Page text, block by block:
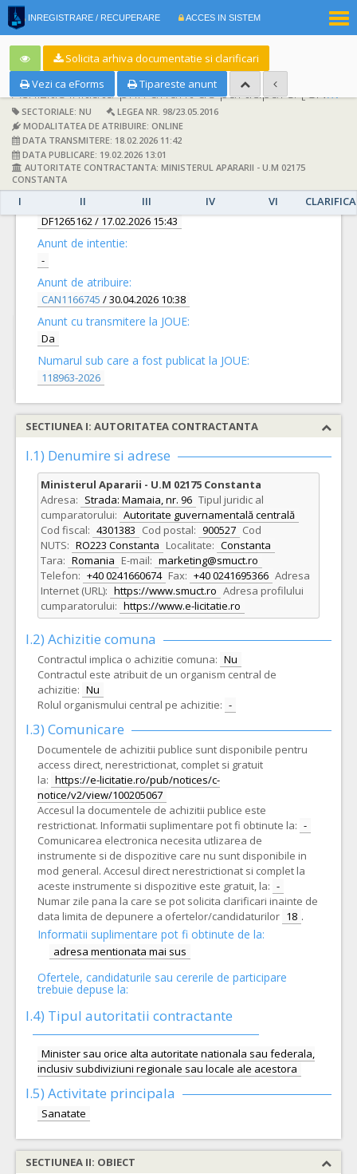
INREGISTRARE / RECUPERARE ACCES IN SISTEM
Solicita arhiva documentatie si clarificari
Vezi ca eForms
Tipareste anunt
Achizitie initiata prin anunt de participare:[CN1089937] -
SECTORIALE: NU
LEGEA NR. 98/23.05.2016
MODALITATEA DE ATRIBUIRE: ONLINE
DATA TRANSMITERE: 18.02.2026 11:42
DATA PUBLICARE: 19.02.2026 13:01
AUTORITATE CONTRACTANTA: MINISTERUL APARARII - U.M 02175
CONSTANTA
I II III IV VI
DETALII
Documentatie de atribuire:
DF1265162/ 17.02.2026 15:43
Anunt de intentie:
-
Anunt de atribuire:
CAN1166745 / 30.04.2026 10:38
Anunt cu transmitere la JOUE:
Da
Numarul sub care a fost publicat la JOUE:
118963-2026
SECTIUNEA I: AUTORITATEA CONTRACTANTA
I.1) Denumire si adrese
Ministerul Apararii - U.M 02175 Constanta
Adresa: Strada: Mamaia, nr. 96 Tipul juridic al
cumparatorului: Autoritate guvernamentală centrală
Cod fiscal: 4301383 Cod postal: 900527 Cod
NUTS: RO223 Constanta Localitate: Constanta
Tara: Romania E-mail: marketing@smuct.ro
Telefon: +40 0241660674 Fax: +40 0241695366 Adresa
Internet (URL): https://www.smuct.ro Adresa profilului
cumparatorului: https://www.e-licitatie.ro
I.2) Achizitie comuna
Contractul implica o achizitie comuna: Nu
Contractul este atribuit de un organism central de
achizitie: Nu
Rolul organismului central pe achizitie: -
I.3) Comunicare
Documentele de achizitii publice sunt disponibile pentru
access direct, nerestrictionat, complet si gratuit
la: https://e-licitatie.ro/pub/notices/c-
notice/v2/view/100205067
Accesul la documentele de achizitii publice este
restrictionat. Informatii suplimentare pot fi obtinute la: -
Comunicarea electronica necesita utlizarea de
instrumente si de dispozitive care nu sunt disponibile in
mod general. Accesul direct nerestrictionat si complet la
aceste instrumente si dispozitive este gratuit, la: -
Numar zile pana la care se pot solicita clarificari inainte de
data limita de depunere a ofertelor/candidaturilor 18 .
Informatii suplimentare pot fi obtinute de la:
adresa mentionata mai sus
Ofertele, candidaturile sau cererile de participare
trebuie depuse la:
I.4) Tipul autoritatii contractante
Minister sau orice alta autoritate nationala sau federala,
inclusiv subdiviziuni regionale sau locale ale acestora
I.5) Activitate principala
Sanatate
SECTIUNEA II: OBIECT